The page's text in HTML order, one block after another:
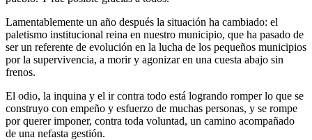
Lamentablemente un año después la situación ha cambiado: el
paletismo institucional reina en nuestro municipio, que ha pasado de
ser un referente de evolución en la lucha de los pequeños municipios
por la supervivencia, a morir y agonizar en una cuesta abajo sin
frenos.
El odio, la inquina y el ir contra todo está logrando romper lo que se
construyo con empeño y esfuerzo de muchas personas, y se rompe
por querer imponer, contra toda voluntad, un camino acompañado
de una nefasta gestión.